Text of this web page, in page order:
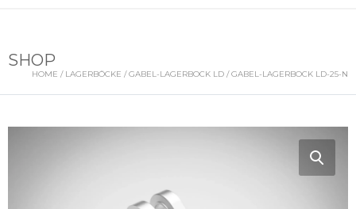
SHOP
HOME / LAGERBÖCKE /GABEL-LAGERBOCK LD / GABEL-LAGERBOCK LD-25-N